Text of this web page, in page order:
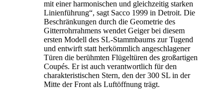
mit einer harmonischen und gleichzeitig starken
Linienführung“, sagt Sacco 1999 in Detroit. Die
Beschränkungen durch die Geometrie des
Gitterrohrrahmens wendet Geiger bei diesem
ersten Modell des SL-Stammbaums zur Tugend
und entwirft statt herkömmlich angeschlagener
Türen die berühmten Flügeltüren des großartigen
Coupés. Er ist auch verantwortlich für den
charakteristischen Stern, den der 300 SL in der
Mitte der Front als Luftöffnung trägt.